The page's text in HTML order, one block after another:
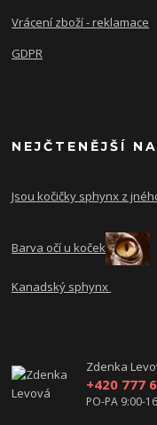
Vrácení zboží - reklamace
GDPR
NEJČTENĚJŠÍ
Jsou kočičky sphynx z
Barva očí u koček
Kanadský sphynx
Zdenka
+420 777
PO-PA 9:00-